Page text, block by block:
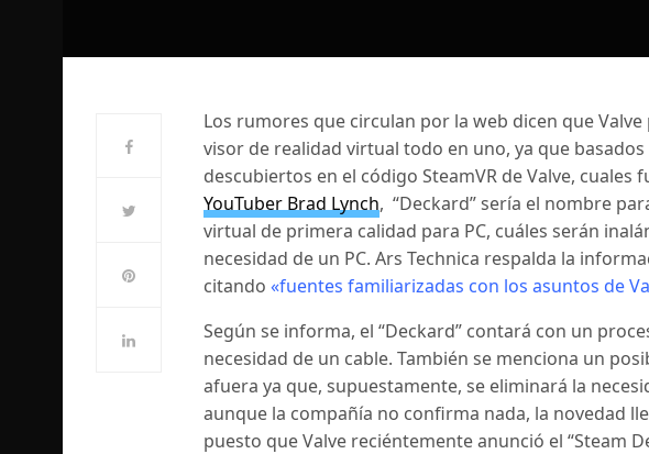
Los rumores que circulan por la web dicen que
visor de realidad virtual todo en uno, ya que
descubiertos en el código SteamVR de Valve,
YouTuber Brad Lynch, “Deckard” sería el nombre
virtual de primera calidad para PC, cuáles serán
necesidad de un PC. Ars Technica respalda la
citando«fuentes familiarizadas con los asuntos de
Según se informa, el “Deckard” contará con un
necesidad de un cable. También se menciona un
afuera ya que, supuestamente, se eliminará la
aunque la compañía no confirma nada, la novedad
puesto que Valve reciéntemente anunció el “Steam